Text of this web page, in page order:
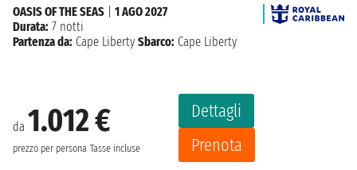
da 1.012 €
prezzo per persona Tasse incluse
Dettagli
Prenota
OASIS OF THE SEAS
1 AGO 2027
Durata: 7 notti
Partenza da: Cape Liberty Sbarco: Cape Liberty